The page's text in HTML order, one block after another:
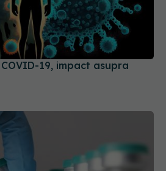
19, impact asupra